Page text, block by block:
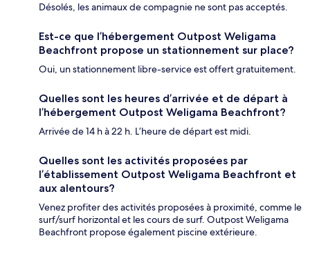
Désolés, les animaux de compagnie ne sont pas acceptés.
Est-ce que l’hébergement Outpost Weligama
Beachfront propose un stationnement sur place?
Oui, un stationnement libre-service est offert gratuitement.
Quelles sont les heures d’arrivée et de départ à
l’hébergement Outpost Weligama Beachfront?
Arrivée de 14 h à 22 h. L’heure de départ est midi.
Quelles sont les activités proposées par
l’établissement Outpost Weligama Beachfront et
aux alentours?
Venez profiter des activités proposées à proximité, comme le
surf/surf horizontal et les cours de surf. Outpost Weligama
Beachfront propose également piscine extérieure.